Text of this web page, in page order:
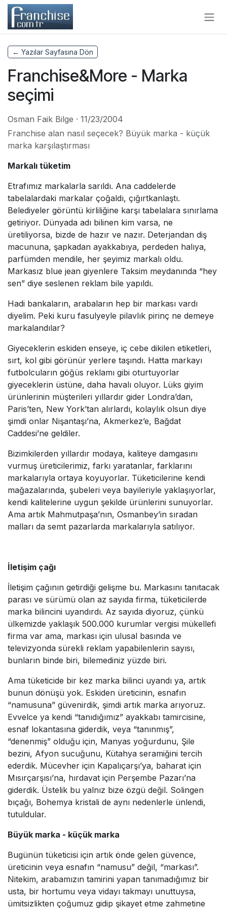
Skip to Content
← Yazılar Sayfasına Dön
Franchise&More - Marka
seçimi
Osman Faik Bilge · 11/23/2004
Franchise alan nasıl seçecek? Büyük marka - küçük
marka karşılaştırması
Markalı tüketim
Etrafımız markalarla sarıldı. Ana caddelerde
tabelalardaki markalar çoğaldı, çığırtkanlaştı.
Belediyeler görüntü kirliliğine karşı tabelalara sınırlama
getiriyor. Dünyada adı bilinen kim varsa, ne
üretiliyorsa, bizde de hazır ve nazır. Deterjandan diş
macununa, şapkadan ayakkabıya, perdeden halıya,
parfümden mendile, her şeyimiz markalı oldu.
Markasız blue jean giyenlere Taksim meydanında “hey
sen” diye seslenen reklam bile yapıldı.
Hadi bankaların, arabaların hep bir markası vardı
diyelim. Peki kuru fasulyeyle pilavlık pirinç ne demeye
markalandılar?
Giyeceklerin eskiden enseye, iç cebe dikilen etiketleri,
sırt, kol gibi görünür yerlere taşındı. Hatta markayı
futbolcuların göğüs reklamı gibi oturtuyorlar
giyeceklerin üstüne, daha havalı oluyor. Lüks giyim
ürünlerinin müşterileri yıllardır gider Londra’dan,
Paris’ten, New York’tan alırlardı, kolaylık olsun diye
şimdi onlar Nişantaşı’na, Akmerkez’e, Bağdat
Caddesi’ne geldiler.
Bizimkilerden yıllardır modaya, kaliteye damgasını
vurmuş üreticilerimiz, farkı yaratanlar, farklarını
markalarıyla ortaya koyuyorlar. Tüketicilerine kendi
mağazalarında, şubeleri veya bayileriyle yaklaşıyorlar,
kendi kalitelerine uygun şekilde ürünlerini sunuyorlar.
Ama artık Mahmutpaşa’nın, Osmanbey’in sıradan
malları da semt pazarlarda markalarıyla satılıyor.
İletişim çağı
İletişim çağının getirdiği gelişme bu. Markasını tanıtacak
parası ve sürümü olan az sayıda firma, tüketicilerde
marka bilincini uyandırdı. Az sayıda diyoruz, çünkü
ülkemizde yaklaşık 500.000 kurumlar vergisi mükellefi
firma var ama, markası için ulusal basında ve
televizyonda sürekli reklam yapabilenlerin sayısı,
bunların binde biri, bilemediniz yüzde biri.
Ama tüketicide bir kez marka bilinci uyandı ya, artık
bunun dönüşü yok. Eskiden üreticinin, esnafın
“namusuna” güvenirdik, şimdi artık marka arıyoruz.
Evvelce ya kendi “tanıdığımız” ayakkabı tamircisine,
esnaf lokantasına giderdik, veya “tanınmış”,
“denenmiş” olduğu için, Manyas yoğurdunu, Şile
bezini, Afyon sucuğunu, Kütahya seramiğini tercih
ederdik. Mücevher için Kapalıçarşı’ya, baharat için
Mısırçarşısı’na, hırdavat için Perşembe Pazarı’na
giderdik. Üstelik bu yalnız bize özgü değil. Solingen
bıçağı, Bohemya kristali de aynı nedenlerle ünlendi,
tutuldular.
Büyük marka - küçük marka
Bugünün tüketicisi için artık önde gelen güvence,
üreticinin veya esnafın “namusu” değil, “markası”.
Nitekim, arabamızın tamirini yapan tanımadığımız bir
usta, bir hortumu veya vidayı takmayı unuttuysa,
ümitsizlikten çoğumuz gidip şikayet etme zahmetine